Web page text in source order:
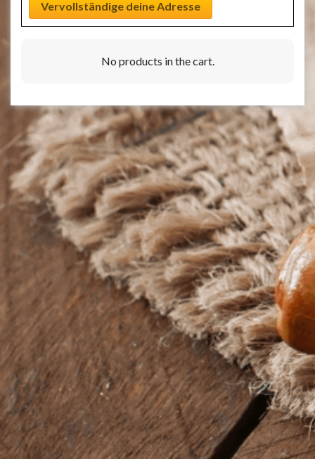
Vervollständige deine Adresse
No products in the cart.